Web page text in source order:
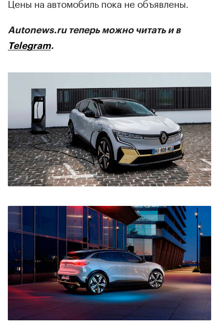
Autonews.ru теперь можно читать и в
Telegram.